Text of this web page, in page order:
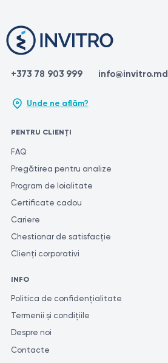
+373 78 903 999 info@invitro.md
Unde ne aflăm?
PENTRU CLIENȚI
FAQ
Pregătirea pentru analize
Program de loialitate
Certificate cadou
Cariere
Chestionar de satisfacție
Clienți corporativi
INFO
Politica de confidențialitate
Termenii și condițiile
Despre noi
Contacte